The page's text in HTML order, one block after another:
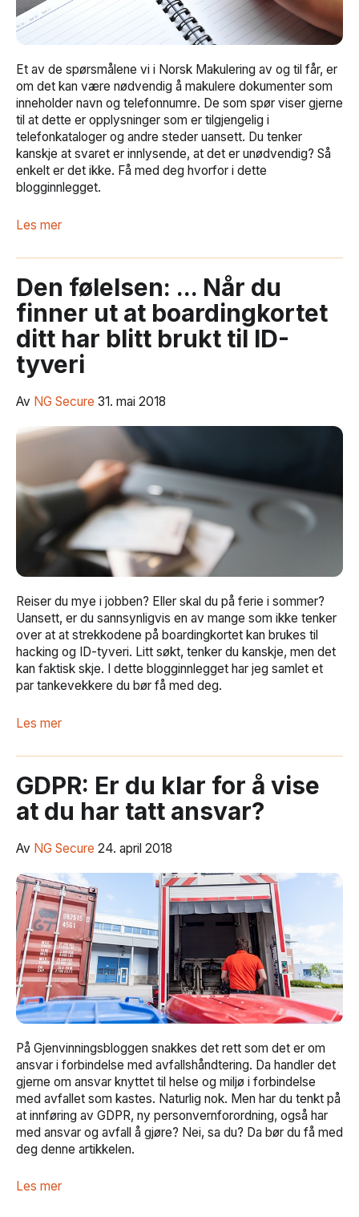
Et av de spørsmålene vi i Norsk Makulering av og til får, er
om det kan være nødvendig å makulere dokumenter som
inneholder navn og telefonnumre. De som spør viser gjerne
til at dette er opplysninger som er tilgjengelig i
telefonkataloger og andre steder uansett. Du tenker
kanskje at svaret er innlysende, at det er unødvendig? Så
enkelt er det ikke. Få med deg hvorfor i dette
blogginnlegget.
Les mer
Den følelsen: ... Når du
finner ut at boardingkortet
ditt har blitt brukt til ID-
tyveri
Av NG Secure 31. mai 2018
Reiser du mye i jobben? Eller skal du på ferie i sommer?
Uansett, er du sannsynligvis en av mange som ikke tenker
over at at strekkodene på boardingkortet kan brukes til
hacking og ID-tyveri. Litt søkt, tenker du kanskje, men det
kan faktisk skje. I dette blogginnlegget har jeg samlet et
par tankevekkere du bør få med deg.
Les mer
GDPR: Er du klar for å vise
at du har tatt ansvar?
Av NG Secure 24. april 2018
På Gjenvinningsbloggen snakkes det rett som det er om
ansvar i forbindelse med avfallshåndtering. Da handler det
gjerne om ansvar knyttet til helse og miljø i forbindelse
med avfallet som kastes. Naturlig nok. Men har du tenkt på
at innføring av GDPR, ny personvernforordning, også har
med ansvar og avfall å gjøre? Nei, sa du? Da bør du få med
deg denne artikkelen.
Les mer